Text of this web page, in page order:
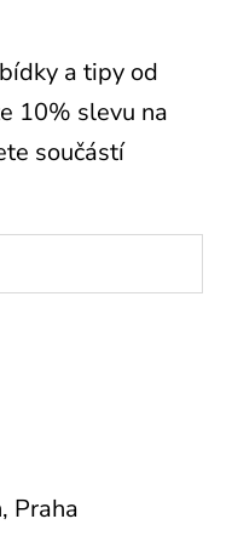
a tipy od
10% slevu na
součástí
Praha